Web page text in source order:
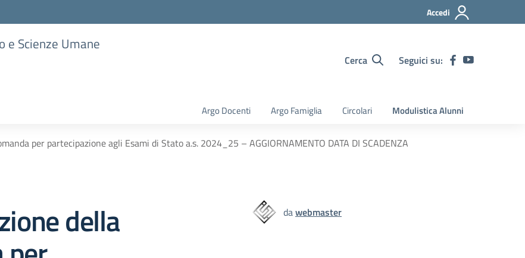
Accedi
e Scienze Umane
Cerca Seguici su:
Argo Docenti Argo Famiglia Circolari Modulistica Alunni
per partecipazione agli Esami di Stato a.s. 2024_25 – AGGIORNAMENTO DATA DI SCADENZA
della dawebmaster